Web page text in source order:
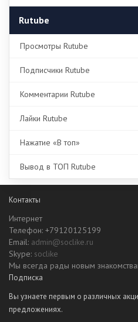
Rutube
Просмотры Rutube
Подписчики Rutube
Комментарии Rutube
Лайки Rutube
Нажатие «В топ»
Вывод в ТОП Rutube
Контакты
Интернет
Телефон: +79120125199
Email: admin@soclike.ru
Skype: soclike
Мы всегда рады новым
Подписка
Вы узнаете первым о различных
предложениях.